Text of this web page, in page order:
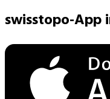
swisstopo-App